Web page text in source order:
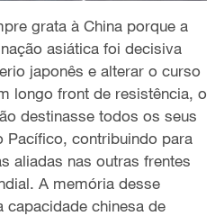
grata à China porque a
asiática foi decisiva
japonês e alterar o curso
longo front de resistência, o
destinasse todos os seus
Pacífico, contribuindo para
aliadas nas outras frentes
A memória desse
chinesa de